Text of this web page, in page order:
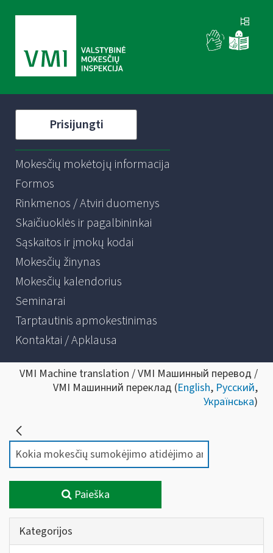
Prisijungti
Mokesčių mokėtojų informacija
Formos
Rinkmenos / Atviri duomenys
Skaičiuoklės ir pagalbininkai
Sąskaitos ir įmokų kodai
Mokesčių žinynas
Mokesčių kalendorius
Seminarai
Tarptautinis apmokestinimas
Kontaktai / Apklausa
VMI Machine translation / VMI Машинный перевод /
VMI Машинний переклад (English, Русский,
Українська)
Paieška
Kategorijos